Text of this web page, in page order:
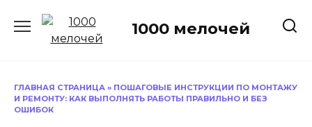
содержанию
1000 мелочей
ГЛАВНАЯ СТРАНИЦА » ПОШАГОВЫЕ ИНСТРУКЦИИ ПО МОНТАЖУ
И РЕМОНТУ: КАК ВЫПОЛНЯТЬ РАБОТЫ ПРАВИЛЬНО И БЕЗ
ОШИБОК